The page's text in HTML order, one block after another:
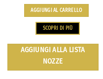
AGGIUNGI AL CARRELLO
SCOPRI DI PIÙ
AGGIUNGI ALLA LISTA
NOZZE